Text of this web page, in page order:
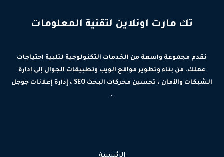
تك مارت اونلاين لتقنية المعلومات
نقدم مجموعة واسعة من الخدمات التكنولوجية لتلبية احتياجات
عملك. من بناء وتطوير مواقع الويب وتطبيقات الجوال إلى إدارة
الشبكات والأمان ، تحسين محركات البحث SEO ، إدارة إعلانات جوجل
.